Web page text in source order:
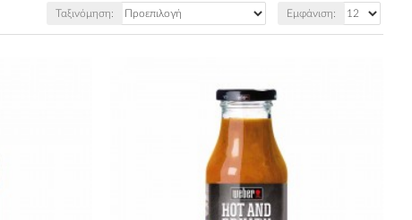
Ταξινόμηση: Εμφάνιση: